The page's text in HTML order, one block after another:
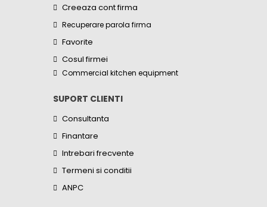
Creeaza cont firma
Recuperare parola firma
Favorite
Cosul firmei
Commercial kitchen equipment
SUPORT CLIENTI
Consultanta
Finantare
Intrebari frecvente
Termeni si conditii
ANPC